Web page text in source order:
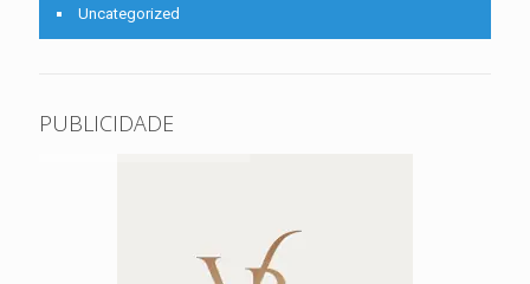
Uncategorized
PUBLICIDADE